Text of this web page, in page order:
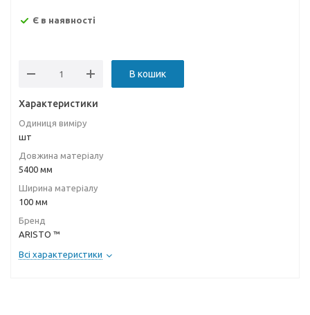
Є в наявності
В кошик
Характеристики
Одиниця виміру
шт
Довжина матеріалу
5400 мм
Ширина матеріалу
100 мм
Бренд
ARISTO ™
Всі характеристики